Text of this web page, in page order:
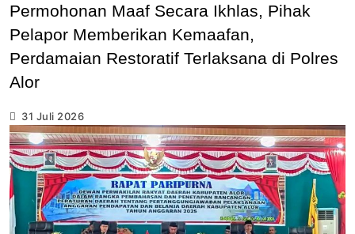
Permohonan Maaf Secara Ikhlas, Pihak
Pelapor Memberikan Kemaafan,
Perdamaian Restoratif Terlaksana di Polres
Alor
31 Juli 2026